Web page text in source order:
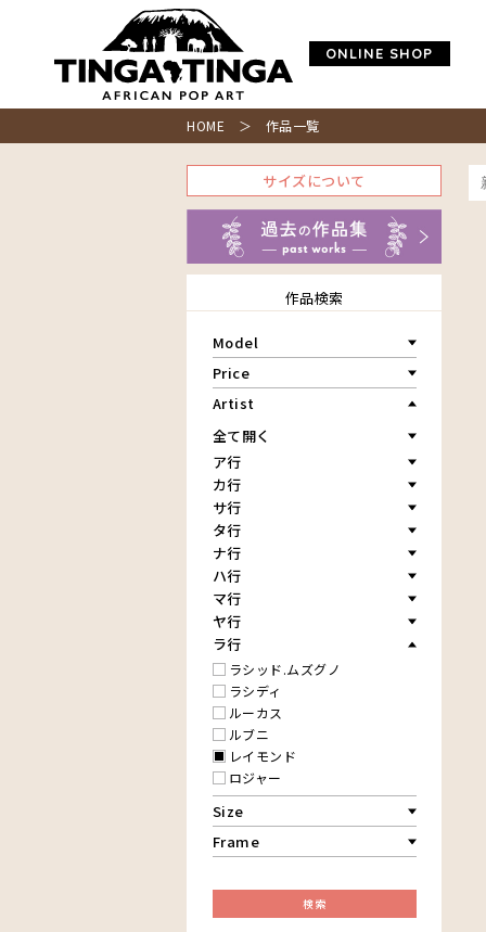
ONLINE SHOP
HOME ＞ 作品一覧
サイズについて
作品検索
Model
青空
朝焼け
アフリカ
アフリカレイヨウ
家
イノシシ
イボイノシシ
イルカ
インパラ
うさぎ
お祭り
音楽
カエル
かくれんぼ
家族-親子
カシューナッツの木
カップル
カバ
カメ
カメレオン
木
キリン
キリマンジャロ
サイ
Price
～￥10,000
￥20,001～30,000
￥30,001～40,000
￥40,001～60,000
￥60,001～80,000
￥80,001～100,000
￥100,001～
Artist
ア行
アウスィー
アキリ
アグネス
アジャバ
アダム
アダムス
アパイ
アバス
アブー
アブダラ
アマニ
アミナータ
アリー
アルバー
イッサ
イディー
エミリアス
エレナ
カ行
カケパ
カッシム
ガヨ
カンビリ
ゴッドフレイ
コルンバ
サ行
サイディ
ザチ
サビティ
サランゲ
サンデイ
サンデイビッタ
シャバーニ
ジャリブーニ
スフィアー二
ズベリ
スライディ（スライドゥ）
ゼナ
セフ
タ行
チャド
チャリンダ
チワヤ
ドゥケ
ドサ
ナ行
ナココ
ハ行
ハッサーニ
ベッカー
ブッシーリ
マ行
マウラーナ
マトゥカ
マジドゥ
マブサ
マリキータ
マルチナ
マワゾ
マングラ
ミムス
ムクラ
ムクンバ
ムスターファ
ムブカ
ヤ行
ヤッスィーニ（ヤッスィン）
ヤフィドゥ
ラ行
ラシッド.ムズグノ
ラシディ
ルーカス
ルブニ
レイモンド
ロジャー
Size
F3号
F4号
F20号
Frame
アートフレーム
検索